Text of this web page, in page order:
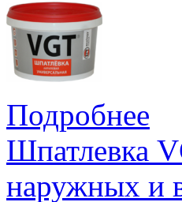
Подробнее
Шпатлевка
наружных и